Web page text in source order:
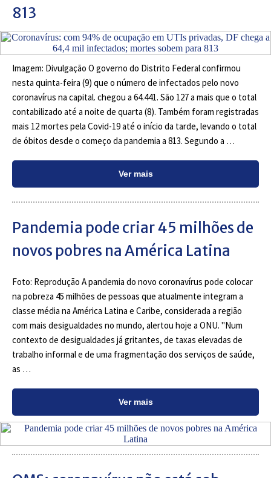
813
Imagem: Divulgação O governo do Distrito Federal confirmou
nesta quinta-feira (9) que o número de infectados pelo novo
coronavírus na capital. chegou a 64.441. São 127 a mais que o total
contabilizado até a noite de quarta (8). Também foram registradas
mais 12 mortes pela Covid-19 até o início da tarde, levando o total
de óbitos desde o começo da pandemia a 813. Segundo a …
Ver mais
Pandemia pode criar 45 milhões de
novos pobres na América Latina
Foto: Reprodução A pandemia do novo coronavírus pode colocar
na pobreza 45 milhões de pessoas que atualmente integram a
classe média na América Latina e Caribe, considerada a região
com mais desigualdades no mundo, alertou hoje a ONU. "Num
contexto de desigualdades já gritantes, de taxas elevadas de
trabalho informal e de uma fragmentação dos serviços de saúde,
as …
Ver mais